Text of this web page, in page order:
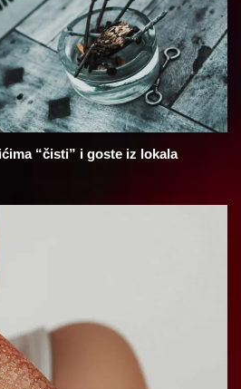
“čisti” i goste iz lokala